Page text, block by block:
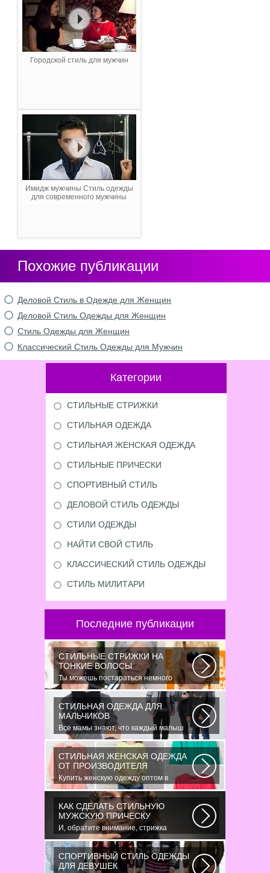
Городской стиль для мужчин
Имидж мужчины Стиль одежды
для современного мужчины
Похожие публикации
Деловой Стиль в Одежде для Женщин
Деловой Стиль Одежды для Женщин
Стиль Одежды для Женщин
Классический Стиль Одежды для Мужчин
Категории
СТИЛЬНЫЕ СТРИЖКИ
СТИЛЬНАЯ ОДЕЖДА
СТИЛЬНАЯ ЖЕНСКАЯ ОДЕЖДА
СТИЛЬНЫЕ ПРИЧЕСКИ
СПОРТИВНЫЙ СТИЛЬ
ДЕЛОВОЙ СТИЛЬ ОДЕЖДЫ
СТИЛИ ОДЕЖДЫ
НАЙТИ СВОЙ СТИЛЬ
КЛАССИЧЕСКИЙ СТИЛЬ ОДЕЖДЫ
СТИЛЬ МИЛИТАРИ
Последние публикации
СТИЛЬНЫЕ СТРИЖКИ НА
ТОНКИЕ ВОЛОСЫ
Ты можешь постараться немного
уплотнить свои тонкие волосы с
помощью специальных...
СТИЛЬНАЯ ОДЕЖДА ДЛЯ
МАЛЬЧИКОВ
Все мамы знают, что каждый малыш
индивидуальный. И проявлять эту
индивидуальность...
СТИЛЬНАЯ ЖЕНСКАЯ ОДЕЖДА
ОТ ПРОИЗВОДИТЕЛЯ
Купить женскую одежду оптом в
Украине можно повсеместно. Хорошо
ли это...
КАК СДЕЛАТЬ СТИЛЬНУЮ
МУЖСКУЮ ПРИЧЕСКУ
И, обратите внимание, стрижка
«британка» похожа на другую
родственную стрижку...
СПОРТИВНЫЙ СТИЛЬ ОДЕЖДЫ
ДЛЯ ДЕВУШЕК